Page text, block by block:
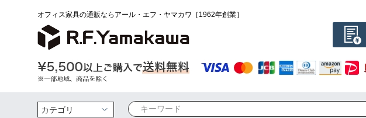
オフィス家具の通販ならアール・エフ・ヤマカワ［1962年創業］
検索